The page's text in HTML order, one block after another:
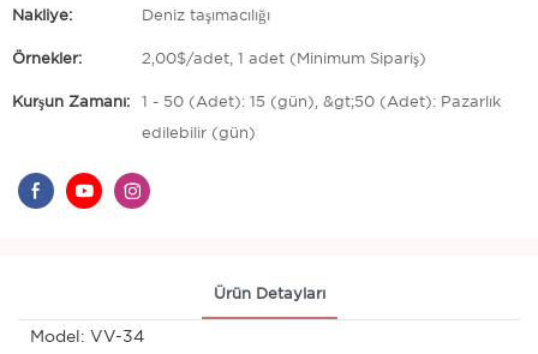
Nakliye: Deniz taşımacılığı
Örnekler: 2,00$/adet, 1 adet (Minimum Sipariş)
Kurşun Zamanı: 1 - 50 (Adet): 15 (gün), &gt;50 (Adet): Pazarlık
edilebilir (gün)
Ürün Detayları
Model: VV-34